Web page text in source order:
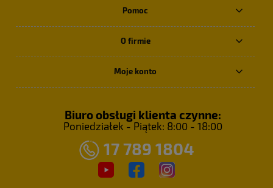
Pomoc
O firmie
Moje konto
Biuro obsługi klienta czynne:
Poniedziałek - Piątek: 8:00 - 18:00
17 789 1804